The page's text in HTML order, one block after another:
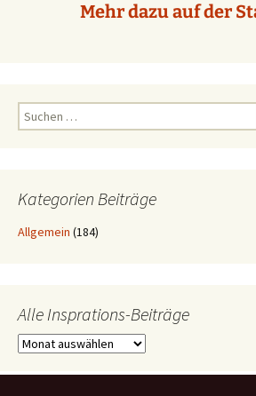
Mehr dazu auf der
Suchen
nach:
Kategorien Beiträge
Allgemein (184)
Alle Insprations-Beiträge
Alle
Beiträge